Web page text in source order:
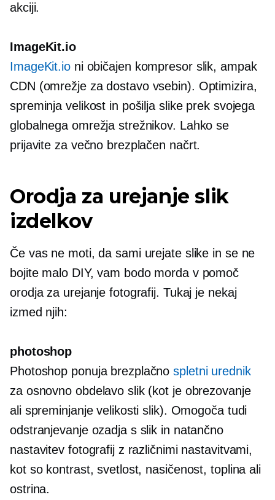
akciji.
ImageKit.io
ImageKit.ioni običajen kompresor slik, ampak
CDN (omrežje za dostavo vsebin). Optimizira,
spreminja velikost in pošilja slike prek svojega
globalnega omrežja strežnikov. Lahko se
prijavite za večno brezplačen načrt.
Orodja za urejanje slik
izdelkov
Če vas ne moti, da sami urejate slike in se ne
bojite malo DIY, vam bodo morda v pomoč
orodja za urejanje fotografij. Tukaj je nekaj
izmed njih:
photoshop
Photoshop ponuja brezplačnospletni urednik
za osnovno obdelavo slik (kot je obrezovanje
ali spreminjanje velikosti slik). Omogoča tudi
odstranjevanje ozadja s slik in natančno
nastavitev fotografij z različnimi nastavitvami,
kot so kontrast, svetlost, nasičenost, toplina ali
ostrina.